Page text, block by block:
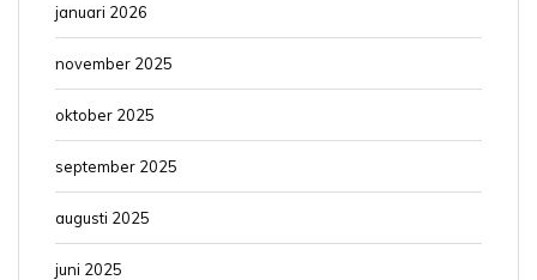
januari 2026
november 2025
oktober 2025
september 2025
augusti 2025
juni 2025